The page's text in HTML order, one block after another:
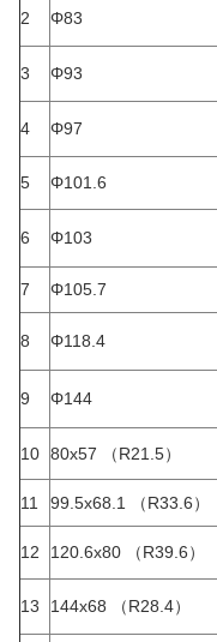
2 Φ83
3 Φ93
4 Φ97
5 Φ101.6
6 Φ103
7 Φ105.7
8 Φ118.4
9 Φ144
10 80x57 （R21.5）
11 99.5x68.1 （R33.6）
12 120.6x80 （R39.6）
13 144x68 （R28.4）